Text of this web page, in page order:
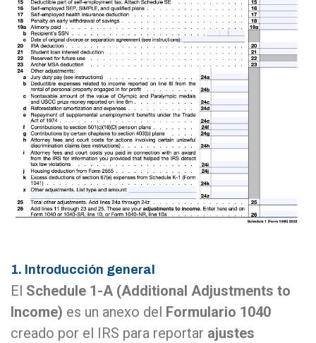
1. Introducción general
El Schedule 1-A (Additional Adjustments to
Income) es un anexo del Formulario 1040
creado por el IRS para reportar ajustes